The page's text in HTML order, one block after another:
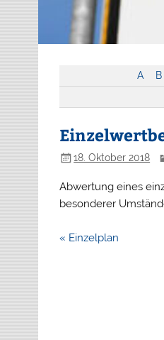
A B
18. Oktober 2018
Abwertung eines
besonderer
Beitragsnavigation
« Einzelplan